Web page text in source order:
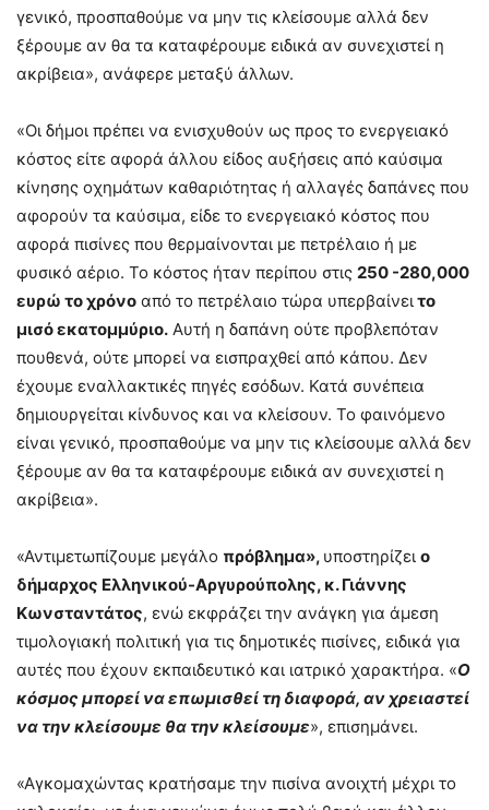
γενικό, προσπαθούμε να μην τις κλείσουμε αλλά δεν
ξέρουμε αν θα τα καταφέρουμε ειδικά αν συνεχιστεί η
ακρίβεια», ανάφερε μεταξύ άλλων.
«Οι δήμοι πρέπει να ενισχυθούν ως προς το ενεργειακό
κόστος είτε αφορά άλλου είδος αυξήσεις από καύσιμα
κίνησης οχημάτων καθαριότητας ή αλλαγές δαπάνες που
αφορούν τα καύσιμα, είδε το ενεργειακό κόστος που
αφορά πισίνες που θερμαίνονται με πετρέλαιο ή με
φυσικό αέριο. Το κόστος ήταν περίπου στις 250 -280,000
ευρώ το χρόνο από το πετρέλαιο τώρα υπερβαίνειτο
μισό εκατομμύριο. Αυτή η δαπάνη ούτε προβλεπόταν
πουθενά, ούτε μπορεί να εισπραχθεί από κάπου. Δεν
έχουμε εναλλακτικές πηγές εσόδων. Κατά συνέπεια
δημιουργείται κίνδυνος και να κλείσουν. Το φαινόμενο
είναι γενικό, προσπαθούμε να μην τις κλείσουμε αλλά δεν
ξέρουμε αν θα τα καταφέρουμε ειδικά αν συνεχιστεί η
ακρίβεια».
«Αντιμετωπίζουμε μεγάλο πρόβλημα», υποστηρίζει ο
δήμαρχος Ελληνικού-Αργυρούπολης, κ. Γιάννης
Κωνσταντάτος, ενώ εκφράζει την ανάγκη για άμεση
τιμολογιακή πολιτική για τις δημοτικές πισίνες, ειδικά για
αυτές που έχουν εκπαιδευτικό και ιατρικό χαρακτήρα. «Ο
κόσμος μπορεί να επωμισθεί τη διαφορά, αν χρειαστεί
να την κλείσουμε θα την κλείσουμε», επισημάνει.
«Αγκομαχώντας κρατήσαμε την πισίνα ανοιχτή μέχρι το